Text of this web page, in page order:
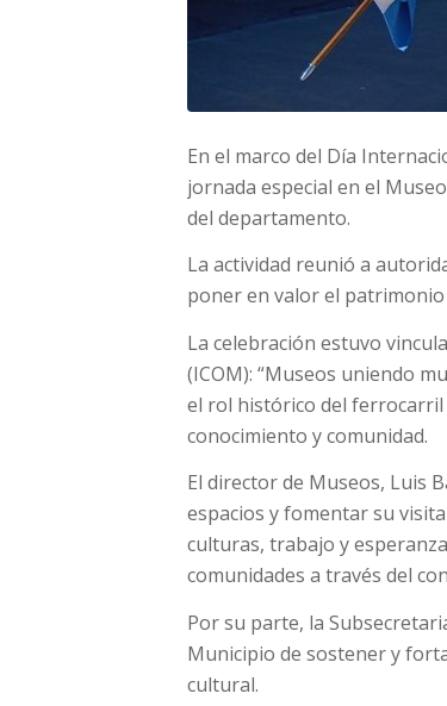
En el marco del Día
jornada especial en el
del departamento.
La actividad reunió a
poner en valor el
La celebración estuvo
(ICOM): “Museos uniendo
el rol histórico del ferrocarril
conocimiento y comunidad.
El director de Museos, Luis
espacios y fomentar su
culturas, trabajo y
comunidades a través del
Por su parte, la
Municipio de sostener y
cultural.